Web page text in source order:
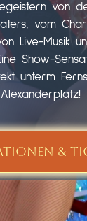
von
vom
Live-Musik
Show-
unterm
Alexanderplatz!
&